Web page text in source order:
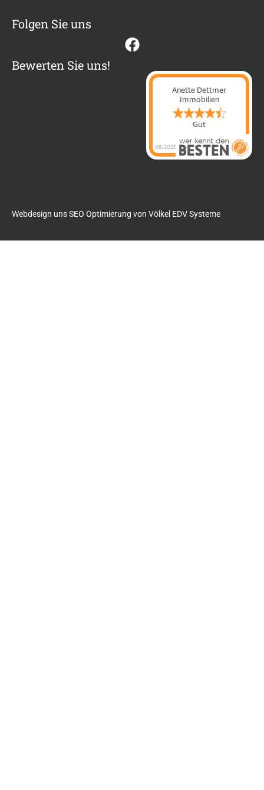
Folgen Sie uns
Bewerten Sie uns!
Anette Dettmer
Immobilien
Gut
08/2026 Anette Dettmer
Immobilienhat4.4
Webdesign uns SEO Optimierung von Völkel EDV Systeme